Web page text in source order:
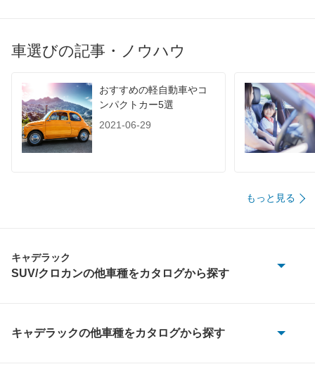
60km定地 -
車選びの記事・ノウハウ
おすすめの軽自動車やコ
ンパクトカー5選
2021-06-29
もっと見る
キャデラック
SUV/クロカンの他車種をカタログから探す
SRX クロスオーバー
キャデラックの他車種をカタログから探す